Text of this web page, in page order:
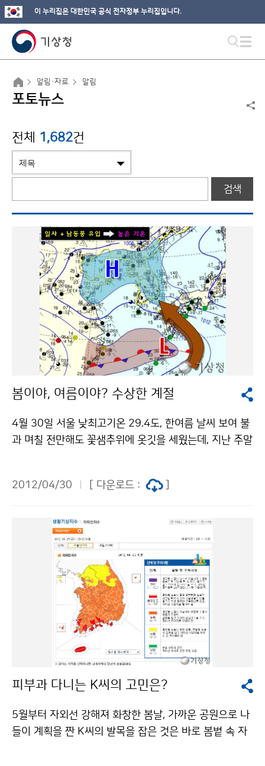
이 누리집은 대한민국 공식 전자정부 누리집입니다.
알림·자료 알림
포토뉴스
전체 1,682건
검색
봄이야, 여름이야? 수상한 계절
4월 30일 서울 낮최고기온 29.4도, 한여름 날씨 보여 불
과 며칠 전만해도 꽃샘추위에 옷깃을 세웠는데, 지난 주말
다고? 2012.4.30. 낮최고기온 분포도 4월 30일 서울 낮
기록했다. 문산 32.0℃, 동두천 31.0℃ 등 중북부 내륙지
방을 중심으로 올 들어 가장 더운 날씨를 보였다. 왜 이렇
게 더운걸까? 중부지방은 고기압의 영향권에 들어 맑은
날씨에서 강한 햇빛을 받았다. 또한 따뜻한 남동풍이 불어
들어와 기온 상승에 한 몫을 더하면서 중부내륙지방을 중
심으로 낮 기온이 30℃를 넘는 한여름 날씨를 보였다. 남
부지방은 남해 먼바다를 지나는 저기압의 영향을 받아 대
체로 흐린 날씨가 나타났다. 올 봄은 찬 대륙고기압의 세
력이 유지되면서 꽃샘추위와 강수가 자주 나타나 유난히
온을 분석한 결과, 겨울철 지속일은 약 22~49일 짧아졌
기상청 이(가) 창작한 봄이야, 여름이야? 수상한 계절 저
작물은 "공공누리" 출처표시-상업적이용금지 조건에 따
2012/04/30 [ 다운로드 :
피부과 다니는 K씨의 고민은?
5월부터 자외선 강해져 화창한 봄날, 가까운 공원으로 나
들이 계획을 짠 K씨의 발목을 잡은 것은 바로 봄볕 속 자